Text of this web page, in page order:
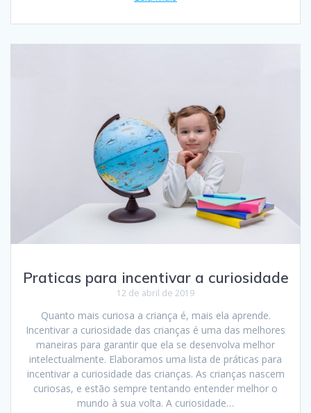
Praticas para incentivar a curiosidade
12 de abril de 2019
Quanto mais curiosa a criança é, mais ela aprende.
Incentivar a curiosidade das crianças é uma das melhores
maneiras para garantir que ela se desenvolva melhor
intelectualmente. Elaboramos uma lista de práticas para
incentivar a curiosidade das crianças. As crianças nascem
curiosas, e estão sempre tentando entender melhor o
mundo à sua volta. A curiosidade…